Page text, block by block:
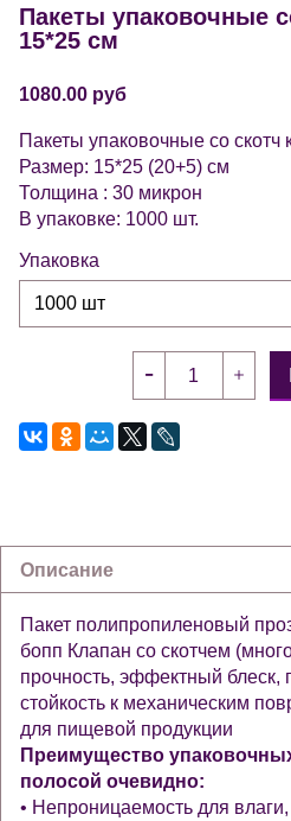
Пакеты упаковочные
15*25 см
1080.00 руб
Пакеты упаковочные со скотч
Размер: 15*25 (20+5) см
Толщина : 30 микрон
В упаковке: 1000 шт.
Упаковка
Описание
Пакет полипропиленовый
бопп Клапан со скотчем
прочность, эффектный
стойкость к механическим
для пищевой продукции
Преимущество
полосой очевидно:
• Непроницаемость для влаги,